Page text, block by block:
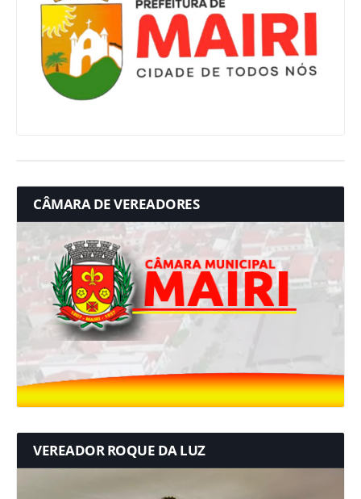
CÂMARA DE VEREADORES
VEREADOR ROQUE DA LUZ